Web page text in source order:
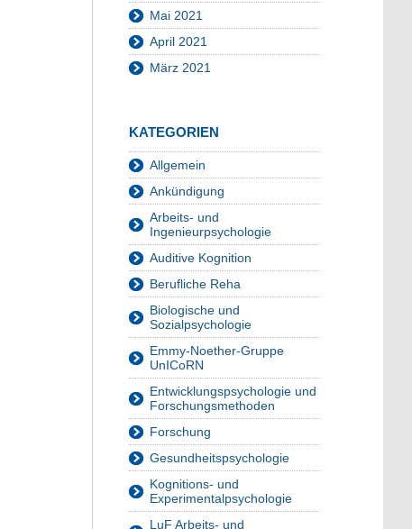
Mai 2021
April 2021
März 2021
KATEGORIEN
Allgemein
Ankündigung
Arbeits- und
Ingenieurpsychologie
Auditive Kognition
Berufliche Reha
Biologische und
Sozialpsychologie
Emmy-Noether-Gruppe
UnICoRN
Entwicklungspsychologie und
Forschungsmethoden
Forschung
Gesundheitspsychologie
Kognitions- und
Experimentalpsychologie
LuF Arbeits- und